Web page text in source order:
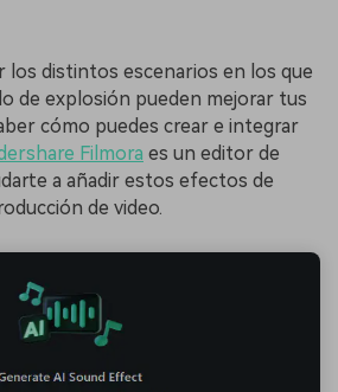
los distintos escenarios en los que
de explosión pueden mejorar tus
cómo puedes crear e integrar
Filmora es un editor de
a añadir estos efectos de
de video.